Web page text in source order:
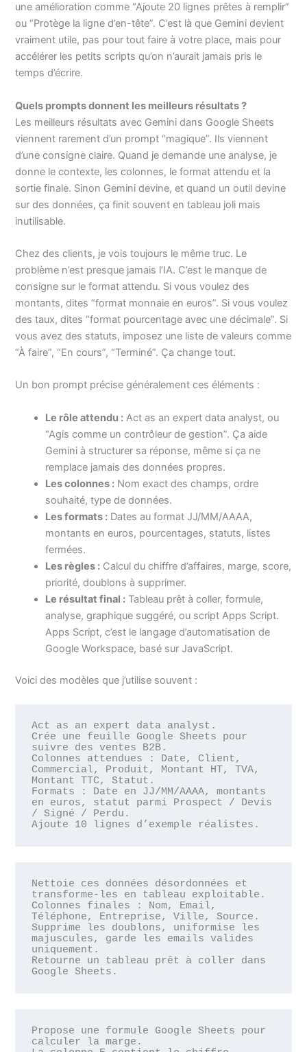
une amélioration comme “Ajoute 20 lignes prêtes à remplir”
ou “Protège la ligne d’en-tête”. C’est là que Gemini devient
vraiment utile, pas pour tout faire à votre place, mais pour
accélérer les petits scripts qu’on n’aurait jamais pris le
temps d’écrire.
Quels prompts donnent les meilleurs résultats ?
Les meilleurs résultats avec Gemini dans Google Sheets
viennent rarement d’un prompt “magique”. Ils viennent
d’une consigne claire. Quand je demande une analyse, je
donne le contexte, les colonnes, le format attendu et la
sortie finale. Sinon Gemini devine, et quand un outil devine
sur des données, ça finit souvent en tableau joli mais
inutilisable.
Chez des clients, je vois toujours le même truc. Le
problème n’est presque jamais l’IA. C’est le manque de
consigne sur le format attendu. Si vous voulez des
montants, dites “format monnaie en euros”. Si vous voulez
des taux, dites “format pourcentage avec une décimale”. Si
vous avez des statuts, imposez une liste de valeurs comme
“À faire”, “En cours”, “Terminé”. Ça change tout.
Un bon prompt précise généralement ces éléments :
Le rôle attendu : Act as an expert data analyst, ou
“Agis comme un contrôleur de gestion”. Ça aide
Gemini à structurer sa réponse, même si ça ne
remplace jamais des données propres.
Les colonnes : Nom exact des champs, ordre
souhaité, type de données.
Les formats : Dates au format JJ/MM/AAAA,
montants en euros, pourcentages, statuts, listes
fermées.
Les règles : Calcul du chiffre d’affaires, marge, score,
priorité, doublons à supprimer.
Le résultat final : Tableau prêt à coller, formule,
analyse, graphique suggéré, ou script Apps Script.
Apps Script, c’est le langage d’automatisation de
Google Workspace, basé sur JavaScript.
Voici des modèles que j’utilise souvent :
Act as an expert data analyst.
Crée une feuille Google Sheets pour
suivre des ventes B2B.
Colonnes attendues : Date, Client,
Commercial, Produit, Montant HT, TVA,
Montant TTC, Statut.
Formats : Date en JJ/MM/AAAA, montants
en euros, statut parmi Prospect / Devis
/ Signé / Perdu.
Ajoute 10 lignes d’exemple réalistes.
Nettoie ces données désordonnées et
transforme-les en tableau exploitable.
Colonnes finales : Nom, Email,
Téléphone, Entreprise, Ville, Source.
Supprime les doublons, uniformise les
majuscules, garde les emails valides
uniquement.
Retourne un tableau prêt à coller dans
Google Sheets.
Propose une formule Google Sheets pour
calculer la marge.